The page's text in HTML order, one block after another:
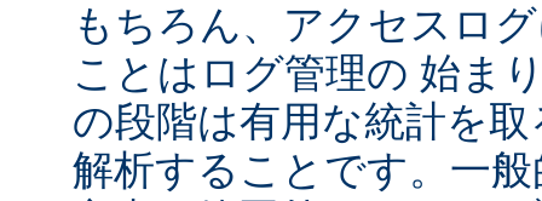
もちろん、アクセスロ
ことはログ管理の 始ま
の段階は有用な統計を
解析することです。一